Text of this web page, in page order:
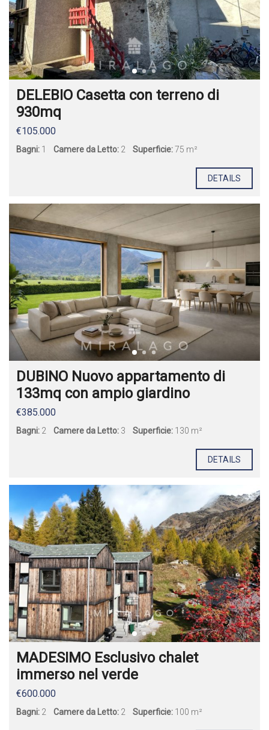
DELEBIO Casetta con terreno di
930mq
€105.000
Bagni: 1 Camere da Letto: 2 Superficie:75 m²
DETAILS
DUBINO Nuovo appartamento di
133mq con ampio giardino
€385.000
Bagni: 2 Camere da Letto: 3 Superficie: 130 m²
DETAILS
MADESIMO Esclusivo chalet
immerso nel verde
€600.000
Bagni: 2 Camere da Letto: 2 Superficie: 100 m²